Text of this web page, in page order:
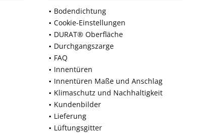
Bodendichtung
Cookie-Einstellungen
DURAT® Oberfläche
Durchgangszarge
FAQ
Innentüren
Innentüren Maße und Anschlag
Klimaschutz und Nachhaltigkeit
Kundenbilder
Lieferung
Lüftungsgitter